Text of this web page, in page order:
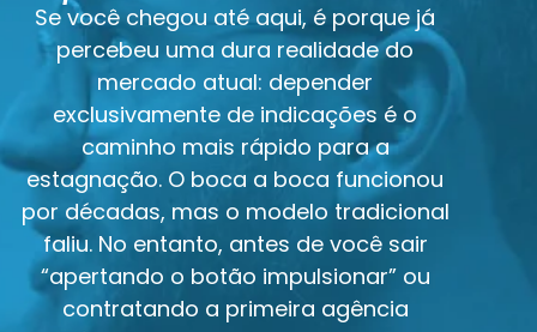
Se você chegou até aqui, é porque já
percebeu uma dura realidade do
mercado atual: depender
exclusivamente de indicações é o
caminho mais rápido para a
estagnação. O boca a boca funcionou
por décadas, mas o modelo tradicional
faliu. No entanto, antes de você sair
“apertando o botão impulsionar” ou
contratando a primeira agência